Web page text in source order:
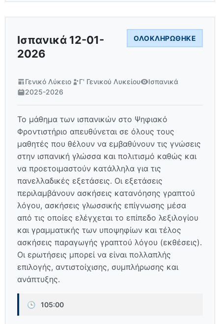
Ισπανικά 12-01-
2026
ΟΛΟΚΛΗΡΏΘΗΚΕ
Γενικό Λύκειο Γ' Γενικού Λυκείου
Ισπανικά
2025-2026
Το μάθημα των ισπανικών στο Ψηφιακό
Φροντιστήριο απευθύνεται σε όλους τους
μαθητές που θέλουν να εμβαθύνουν τις γνώσεις
στην ισπανική γλώσσα και πολιτισμό καθώς και
να προετοιμαστούν κατάλληλα για τις
πανελλαδικές εξετάσεις. Οι εξετάσεις
περιλαμβάνουν ασκήσεις κατανόησης γραπτού
λόγου, ασκήσεις γλωσσικής επίγνωσης μέσα
από τις οποίες ελέγχεται το επίπεδο λεξιλογίου
και γραμματικής των υποψηφίων και τέλος
ασκήσεις παραγωγής γραπτού λόγου (εκθέσεις).
Οι ερωτήσεις μπορεί να είναι πολλαπλής
επιλογής, αντιστοίχισης, συμπλήρωσης και
ανάπτυξης.
🕒 105:00